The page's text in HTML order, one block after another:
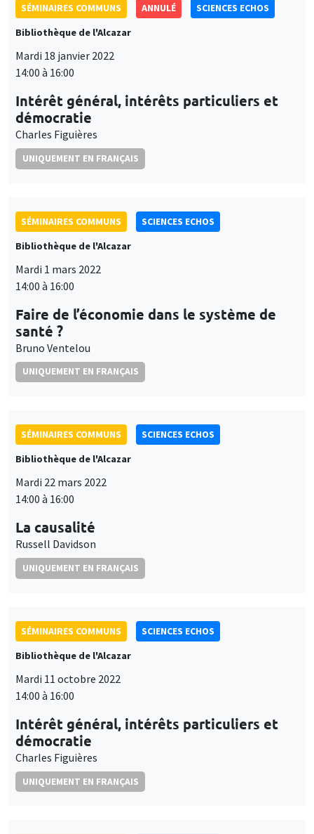
SÉMINAIRES COMMUNS ANNULÉ
SCIENCES ECHOS
Bibliothèque de l'Alcazar
Mardi 18 janvier 2022
14:00 à 16:00
Intérêt général, intérêts particuliers et
démocratie
Charles Figuières
UNIQUEMENT EN FRANÇAIS
SÉMINAIRES COMMUNS
SCIENCES ECHOS
Bibliothèque de l'Alcazar
Mardi 1 mars 2022
14:00 à 16:00
Faire de l’économie dans le système de
santé ?
Bruno Ventelou
UNIQUEMENT EN FRANÇAIS
SÉMINAIRES COMMUNS
SCIENCES ECHOS
Bibliothèque de l'Alcazar
Mardi 22 mars 2022
14:00 à 16:00
La causalité
Russell Davidson
UNIQUEMENT EN FRANÇAIS
SÉMINAIRES COMMUNS
SCIENCES ECHOS
Bibliothèque de l'Alcazar
Mardi 11 octobre 2022
14:00 à 16:00
Intérêt général, intérêts particuliers et
démocratie
Charles Figuières
UNIQUEMENT EN FRANÇAIS